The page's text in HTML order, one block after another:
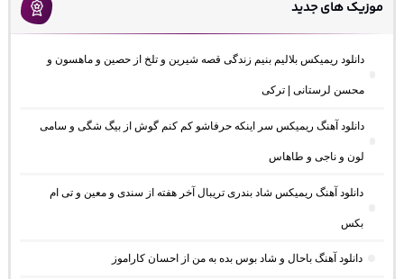
موزیک های جدید
دانلود ریمیکس بلالیم بنیم زندگی قصه شیرین و تلخ از حصین و ماهسون و
محسن لرستانی | ترکی
دانلود آهنگ ریمیکس سر اینکه حرفاشو کم کنم گوش از بیگ شگی و سامی
لون و ناجی و طاهاس
دانلود آهنگ ریمیکس شاد بندری تریبال آخر هفته از سندی و معین و تی ام
بکس
دانلود آهنگ باحال و شاد بوس بده به من از احسان کاراموز